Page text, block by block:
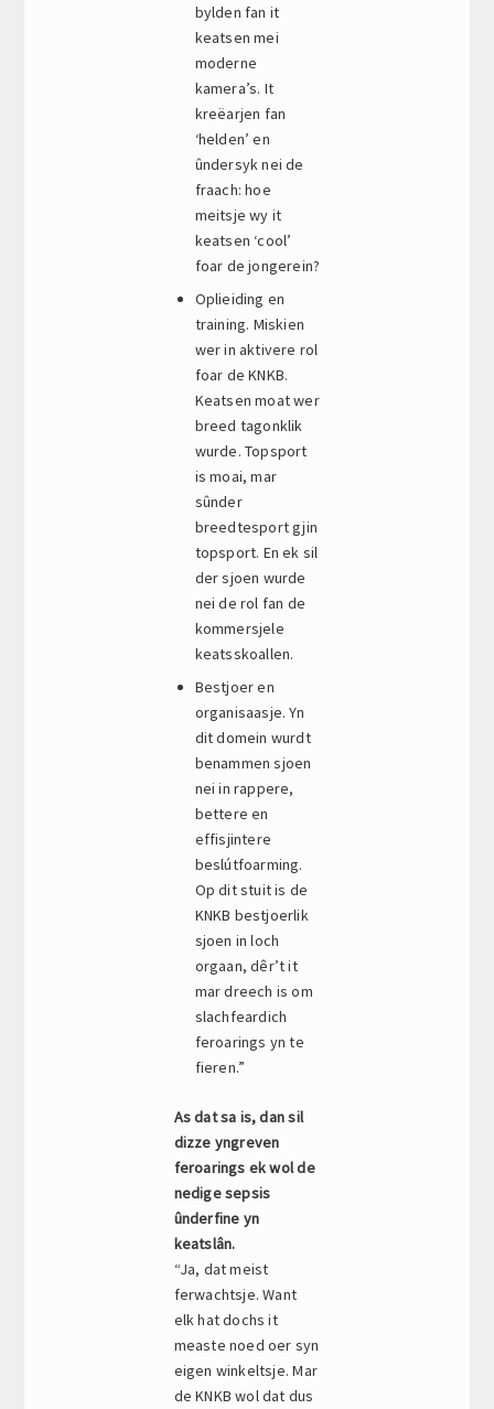
bylden fan it
keatsen mei
moderne
kamera’s. It
kreëarjen fan
‘helden’ en
ûndersyk nei de
fraach: hoe
meitsje wy it
keatsen ‘cool’
foar de jongerein?
Oplieiding en
training. Miskien
wer in aktivere rol
foar de KNKB.
Keatsen moat wer
breed tagonklik
wurde. Topsport
is moai, mar
sûnder
breedtesport gjin
topsport. En ek sil
der sjoen wurde
nei de rol fan de
kommersjele
keatsskoallen.
Bestjoer en
organisaasje. Yn
dit domein wurdt
benammen sjoen
nei in rappere,
bettere en
effisjintere
beslútfoarming.
Op dit stuit is de
KNKB bestjoerlik
sjoen in loch
orgaan, dêr’t it
mar dreech is om
slachfeardich
feroarings yn te
fieren.”
As dat sa is, dan sil
dizze yngreven
feroarings ek wol de
nedige sepsis
ûnderfine yn
keatslân.
“Ja, dat meist
ferwachtsje. Want
elk hat dochs it
measte noed oer syn
eigen winkeltsje. Mar
de KNKB wol dat dus